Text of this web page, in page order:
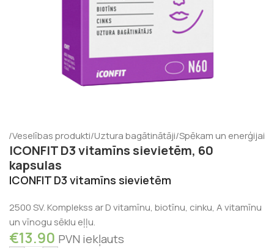
/Veselības produkti/Uztura bagātinātāji/Spēkam un enerģijai
ICONFIT D3 vitamīns sievietēm, 60
kapsulas
ICONFIT D3 vitamīns sievietēm
2500 SV. Komplekss ar D vitamīnu, biotīnu, cinku, A vitamīnu
un vīnogu sēklu eļļu.
€13.90 PVN iekļauts